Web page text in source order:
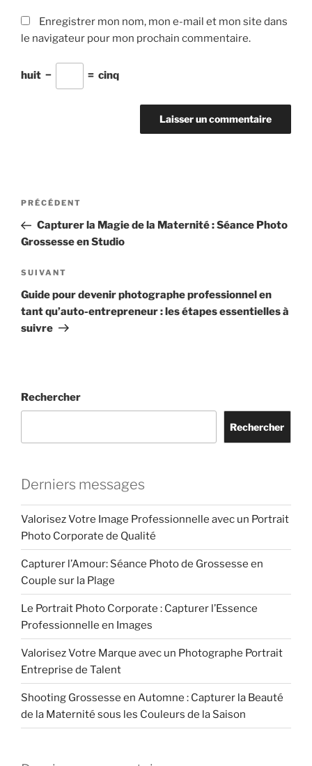
Enregistrer mon nom, mon e-mail et mon site dans
le navigateur pour mon prochain commentaire.
huit − = cinq
Navigation
l’article
Article
précédent
PRÉCÉDENT
Capturer la Magie de la Maternité : Séance Photo
Grossesse en Studio
Article
suivant
SUIVANT
Guide pour devenir photographe professionnel en
tant qu’auto-entrepreneur : les étapes essentielles à
suivre
Rechercher
Rechercher
Derniers messages
Valorisez Votre Image Professionnelle avec un Portrait
Photo Corporate de Qualité
Capturer l’Amour: Séance Photo de Grossesse en
Couple sur la Plage
Le Portrait Photo Corporate : Capturer l’Essence
Professionnelle en Images
Valorisez Votre Marque avec un Photographe Portrait
Entreprise de Talent
Shooting Grossesse en Automne : Capturer la Beauté
de la Maternité sous les Couleurs de la Saison